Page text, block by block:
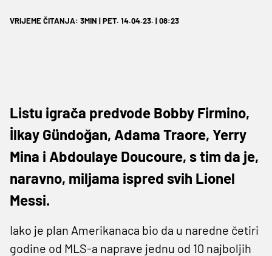
VRIJEME ČITANJA: 3MIN | PET. 14.04.23. | 08:23
Listu igrača predvode Bobby Firmino,
İlkay Gündoğan, Adama Traore, Yerry
Mina i Abdoulaye Doucoure, s tim da je,
naravno, miljama ispred svih Lionel
Messi.
Iako je plan Amerikanaca bio da u naredne četiri
godine od MLS-a naprave jednu od 10 najboljih